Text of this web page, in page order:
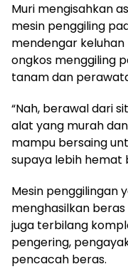
Muri mengisahkan
mesin penggiling
mendengar
ongkos menggiling
tanam dan
“Nah, berawal dari
alat yang murah
mampu bersaing
supaya lebih hemat
Mesin penggilingan
menghasilkan beras
juga terbilang
pengering,
pencacah beras.